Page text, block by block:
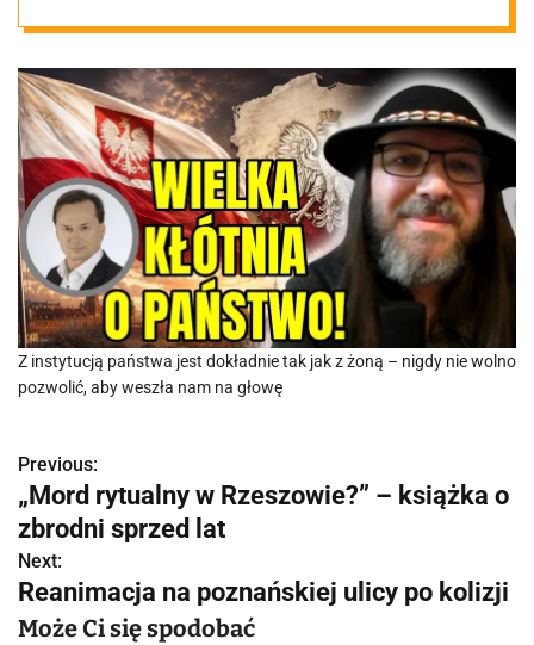
okrada
Z instytucją państwa jest dokładnie tak jak z żoną – nigdy nie wolno
pozwolić, aby weszła nam na głowę
N
a
w
i
Previous:
„Mord rytualny w Rzeszowie?” – książka o
zbrodni sprzed lat
Next:
Reanimacja na poznańskiej ulicy po kolizji
Może Ci się spodobać